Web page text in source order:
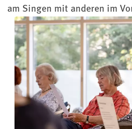
am Singen mit anderen im